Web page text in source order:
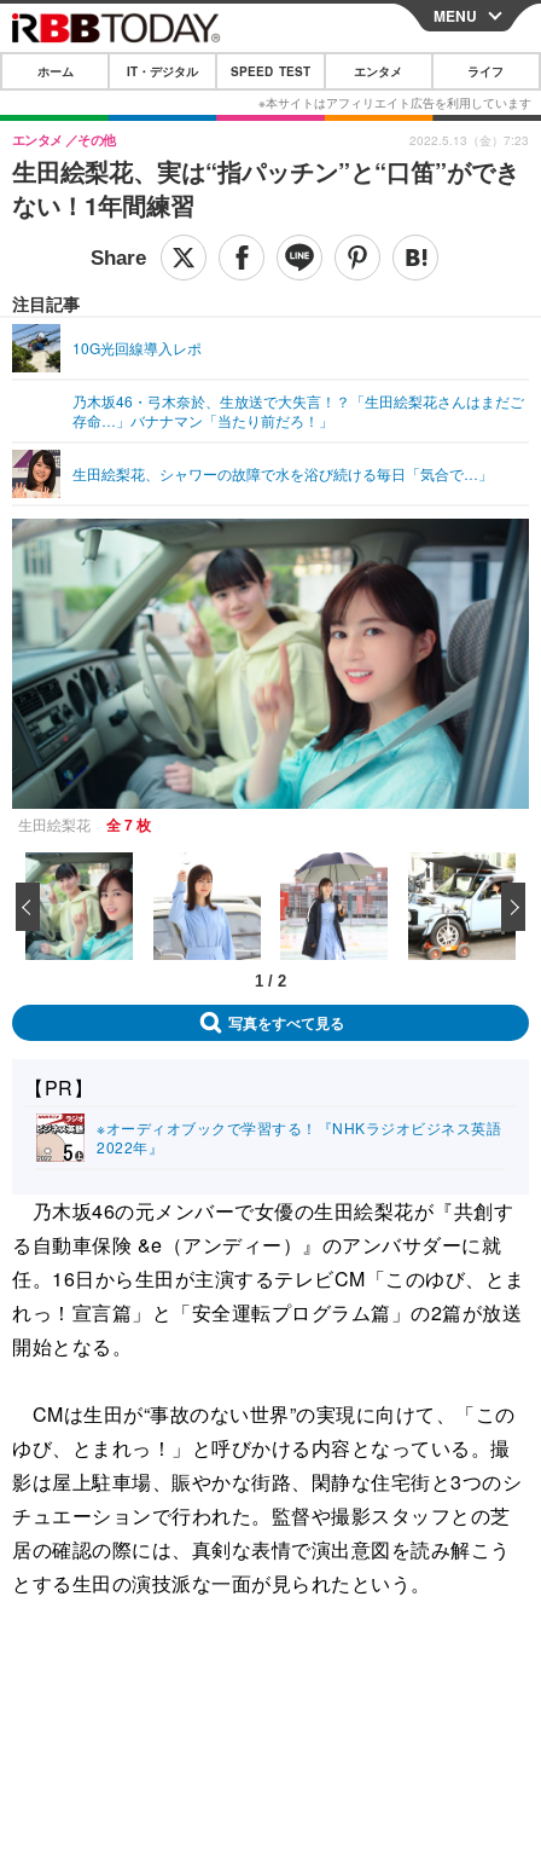
CLOSE
ホーム
IT・デジタル
IT・デジタルTOP スマートフォン
ショッピング その他
SPEED TEST
エンタメTOP 映画・ドラマ
グラビア
ショッピング その他
ライフTOP
その他
リリース一覧
MENU
ホーム IT・デジタル SPEED TEST エンタメ ライフ
生田絵梨花、実は“指パッチン”と“口笛”ができ
ない！1年間練習
エンタメ その他
注目記事
10G光回線導入レポ
乃木坂46・弓木奈於、生放送で大失言！？「生田絵梨花さんはまだご
存命…」バナナマン「当たり前だろ！」
生田絵梨花、シャワーの故障で水を浴び続ける毎日「気合で…」
2022.5.13（金）7:23
生田絵梨花 全 7 枚
1 / 2
‹
写真をすべて見る
【PR】
※オーディオブックで学習する！『NHKラジオビジネス英語
2022年』
乃木坂46の元メンバーで女優の生田絵梨花が『共創す
る自動車保険 &e（アンディー）』のアンバサダーに就
任。16日から生田が主演するテレビCM「このゆび、とま
れっ！宣言篇」と「安全運転プログラム篇」の2篇が放送
開始となる。
CMは生田が“事故のない世界”の実現に向けて、「この
ゆび、とまれっ！」と呼びかける内容となっている。撮
影は屋上駐車場、賑やかな街路、閑静な住宅街と3つのシ
チュエーションで行われた。監督や撮影スタッフとの芝
居の確認の際には、真剣な表情で演出意図を読み解こう
とする生田の演技派な一面が見られたという。